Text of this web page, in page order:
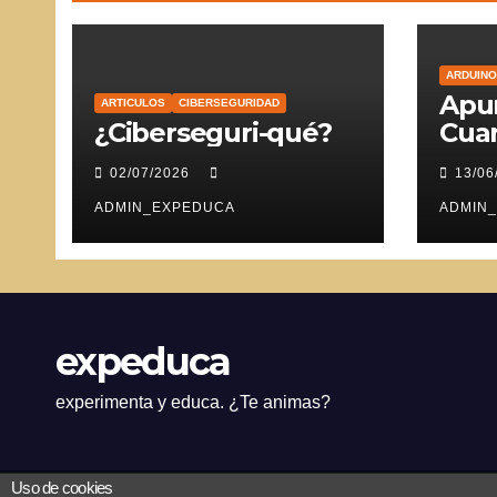
ARTICULOS CIBERSEGURIDAD
¿Ciberseguri-qué?
02/07/2026
ADMIN_EXPEDUCA
ARDUINO
13/
expeduca
experimenta y educa. ¿Te animas?
Uso de cookies